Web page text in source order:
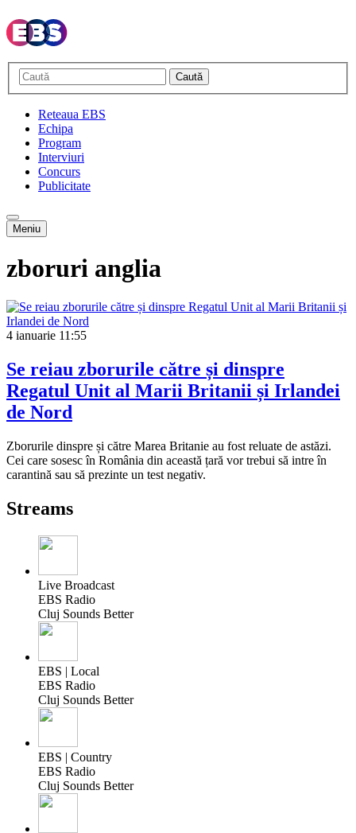
Caută
Reteaua EBS
Echipa
Program
Interviuri
Concurs
Publicitate
Meniu
zboruri anglia
4 ianuarie 11:55
Se reiau zborurile către și dinspre
Regatul Unit al Marii Britanii și Irlandei
de Nord
Zborurile dinspre și către Marea Britanie au fost reluate de astăzi.
Cei care sosesc în România din această țară vor trebui să intre în
carantină sau să prezinte un test negativ.
Streams
Live Broadcast
EBS Radio
Cluj Sounds Better
EBS | Local
EBS Radio
Cluj Sounds Better
EBS | Country
EBS Radio
Cluj Sounds Better